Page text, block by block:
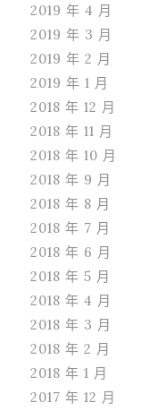
2019 年 4 月
2019 年 3 月
2019 年 2 月
2019 年 1 月
2018 年 12 月
2018 年 11 月
2018 年 10 月
2018 年 9 月
2018 年 8 月
2018 年 7 月
2018 年 6 月
2018 年 5 月
2018 年 4 月
2018 年 3 月
2018 年 2 月
2018 年 1 月
2017 年 12 月